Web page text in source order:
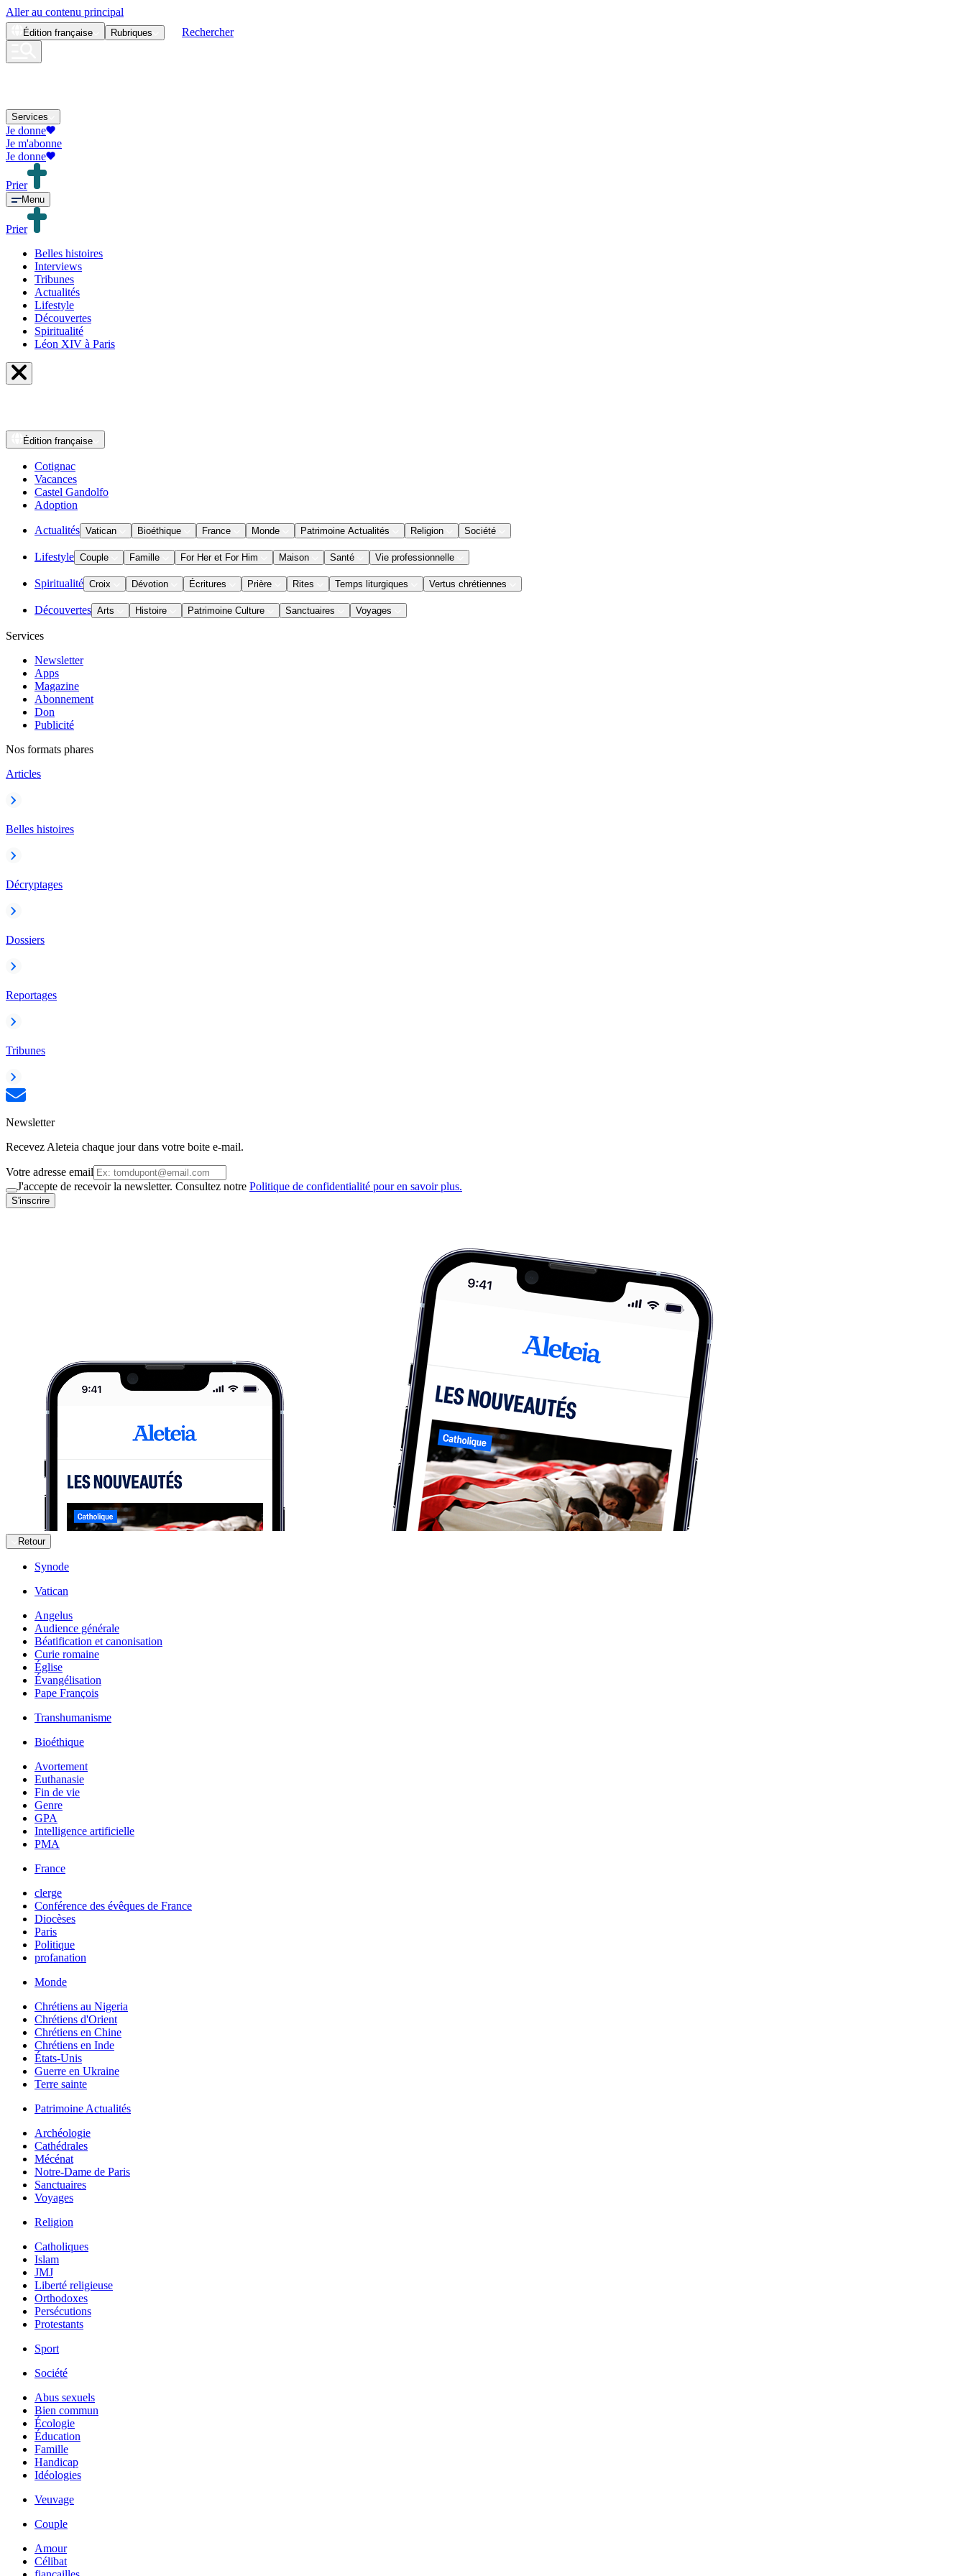
Aller au contenu principal
Édition française Rubriques Rechercher
Services
Je donne
Je m'abonne
Je donne
Prier
Menu
Prier
Belles histoires
Interviews
Tribunes
Actualités
Lifestyle
Découvertes
Spiritualité
Léon XIV à Paris
Édition française
Cotignac
Vacances
Castel Gandolfo
Adoption
Actualités Vatican Bioéthique France Monde Patrimoine Actualités Religion Société
Lifestyle Couple Famille For Her et For Him Maison Santé Vie professionnelle
Spiritualité Croix Dévotion Écritures Prière Rites Temps liturgiques Vertus chrétiennes
Découvertes Arts Histoire Patrimoine Culture Sanctuaires Voyages
Services
Newsletter
Apps
Magazine
Abonnement
Don
Publicité
Nos formats phares
Articles
Belles histoires
Décryptages
Dossiers
Reportages
Tribunes
Newsletter
Recevez Aleteia chaque jour dans votre boite e-mail.
Votre adresse email
J'accepte de recevoir la newsletter. Consultez notre Politique de confidentialité pour en savoir plus.
S'inscrire
Retour
Synode
Vatican
Angelus
Audience générale
Béatification et canonisation
Curie romaine
Église
Évangélisation
Pape François
Transhumanisme
Bioéthique
Avortement
Euthanasie
Fin de vie
Genre
GPA
Intelligence artificielle
PMA
France
clerge
Conférence des évêques de France
Diocèses
Paris
Politique
profanation
Monde
Chrétiens au Nigeria
Chrétiens d'Orient
Chrétiens en Chine
Chrétiens en Inde
États-Unis
Guerre en Ukraine
Terre sainte
Patrimoine Actualités
Archéologie
Cathédrales
Mécénat
Notre-Dame de Paris
Sanctuaires
Voyages
Religion
Catholiques
Islam
JMJ
Liberté religieuse
Orthodoxes
Persécutions
Protestants
Sport
Société
Abus sexuels
Bien commun
Écologie
Éducation
Famille
Handicap
Idéologies
Veuvage
Couple
Amour
Célibat